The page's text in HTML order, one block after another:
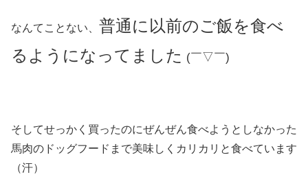
なんてことない、 普通に以前のご飯を食べ
るようになってました (￣▽￣)
そしてせっかく買ったのにぜんぜん食べようとしなかった
馬肉のドッグフードまで美味しくカリカリと食べています
（汗）